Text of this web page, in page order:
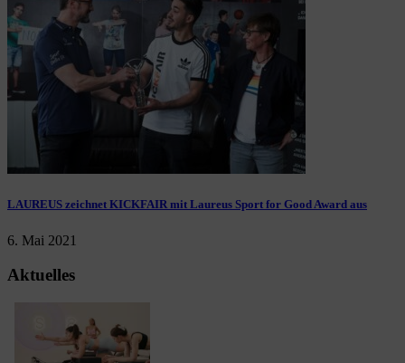
LAUREUS zeichnet KICKFAIR mit Laureus Sport for Good Award aus
6. Mai 2021
Aktuelles